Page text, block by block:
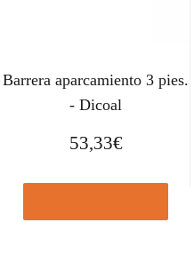
Barrera aparcamiento 3 pies.
- Dicoal
53,33€